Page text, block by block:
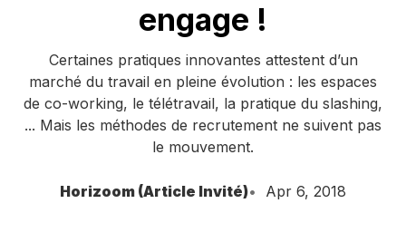
engage !
Certaines pratiques innovantes attestent d’un
marché du travail en pleine évolution : les espaces
de co-working, le télétravail, la pratique du slashing,
... Mais les méthodes de recrutement ne suivent pas
le mouvement.
Horizoom (Article Invité) Apr 6, 2018